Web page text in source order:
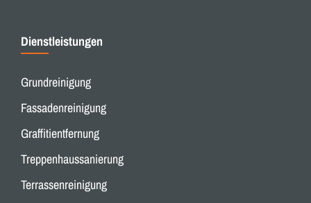
Dienstleistungen
Grundreinigung
Fassadenreinigung
Graffitientfernung
Treppenhaussanierung
Terrassenreinigung